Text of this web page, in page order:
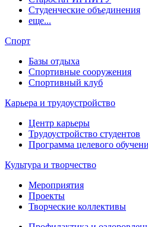
Студенческие объединения
еще...
Спорт
Базы отдыха
Спортивные сооружения
Спортивный клуб
Карьера и трудоустройство
Центр карьеры
Трудоустройство студентов
Программа целевого
Культура и творчество
Мероприятия
Проекты
Творческие коллективы